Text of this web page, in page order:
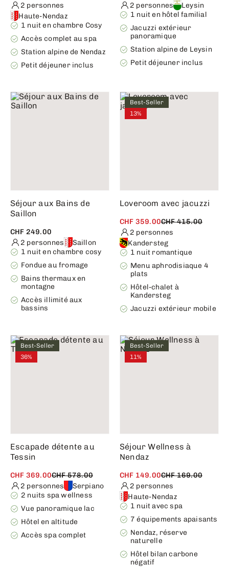
2 personnes
Haute-Nendaz
1 nuit en chambre Cosy
Accès complet au spa
Station alpine de Nendaz
Petit déjeuner inclus
2 personnes
Leysin
1 nuit en hôtel familial
Jacuzzi extérieur
panoramique
Station alpine de Leysin
Petit déjeuner inclus
Séjour aux Bains de
Saillon
CHF 249.00
2 personnes
Saillon
1 nuit en chambre cosy
Fondue au fromage
Bains thermaux en
montagne
Accès illimité aux
bassins
Best-Seller
13%
Loveroom avec jacuzzi
CHF 359.00CHF 415.00
2 personnes
Kandersteg
1 nuit romantique
Menu aphrodisiaque 4
plats
Hôtel-chalet à
Kandersteg
Jacuzzi extérieur mobile
Best-Seller
36%
Escapade détente au
Tessin
CHF 369.00CHF 578.00
2 personnes
Serpiano
2 nuits spa wellness
Vue panoramique lac
Hôtel en altitude
Accès spa complet
Best-Seller
11%
Séjour Wellness à
Nendaz
CHF 149.00CHF 169.00
2 personnes
Haute-Nendaz
1 nuit avec spa
7 équipements apaisants
Nendaz, réserve
naturelle
Hôtel bilan carbone
négatif